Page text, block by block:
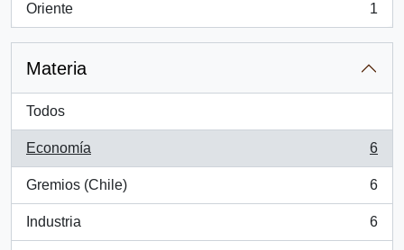
Oriente
, 1 resultados
1
Materia
Todos
Economía
, 6 resultados
6
Gremios (Chile)
, 6 resultados
6
Industria
, 6 resultados
6